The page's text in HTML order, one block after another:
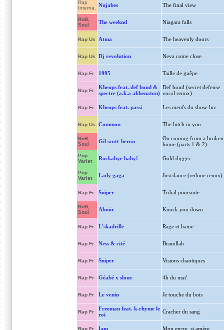
Rap
Interna.
Nujabes The final view
RnB,
Soul
The weeknd Niagara falls
Rap Us Atma The heavenly doors
Rap Us Dj revolution Neva come close
Rap Fr 1995 Taille de guêpe
Rap Fr
Kheops feat. def bond &
spectre (a.k.a akhenaton)
Def bond (secret defense
vocal remix)
Rap Fr Kheops feat. passi Les meufs du show-biz
Rap Us Common The bitch in you
RnB,
Soul
Gil scott-heron
On coming from a broken
home (parts 1 & 2)
Pop
Variet
Rockabye baby! Gold digger
Pop
Variet
Lady gaga Just dance (redone remix)
Rap Fr Sniper Tribal poursuite
RnB,
Soul
Ahmir Knock you down
Rap Fr L'skadrille Rage et haine
Rap Fr Ness & cité Bismillah
Rap Fr Sniper Visions chaotiques
Rap Fr Géabé x slone 4h du mat'
Rap Fr Le venin Je touche du bois
Rap Fr
Freeman feat. k-rhyme le
roi
Cracher du sang
Rap Fr Iam Mon encre, si amère